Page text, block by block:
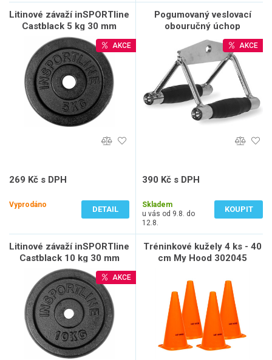
Litinové závaží inSPORTline
Castblack 5 kg 30 mm
AKCE
269 Kč s DPH
Vyprodáno
DETAIL
Pogumovaný veslovací
obouručný úchop
inSPORTline
AKCE
390 Kč s DPH
Skladem
u vás od 9.8. do
12.8.
KOUPIT
Litinové závaží inSPORTline
Castblack 10 kg 30 mm
AKCE
Tréninkové kužely 4 ks - 40
cm My Hood 302045